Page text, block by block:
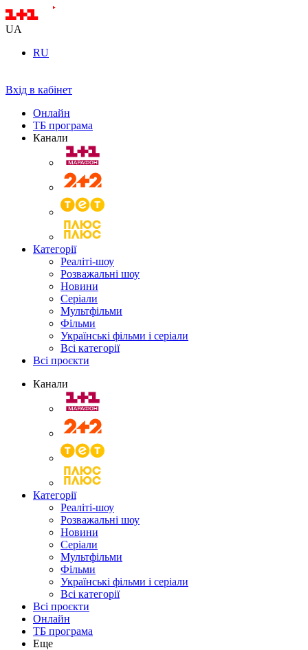
UA
RU
Вхід в кабінет
Онлайн
ТБ програма
Канали
Категорії
Реаліті-шоу
Розважальні шоу
Новини
Серіали
Мультфільми
Фільми
Українські фільми і серіали
Всі категорії
Всі проєкти
Канали
Категорії
Реаліті-шоу
Розважальні шоу
Новини
Серіали
Мультфільми
Фільми
Українські фільми і серіали
Всі категорії
Всі проєкти
Онлайн
ТБ програма
Еще